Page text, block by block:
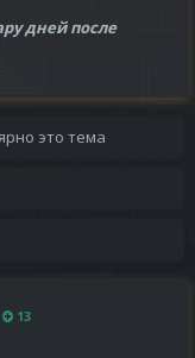
дней после
это тема
13